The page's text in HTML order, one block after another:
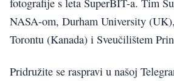
fotografije s leta SuperBIT-a. Tim
NASA-om, Durham University
Torontu (Kanada) i Sveučilištem
Pridružite se raspravi u našoj